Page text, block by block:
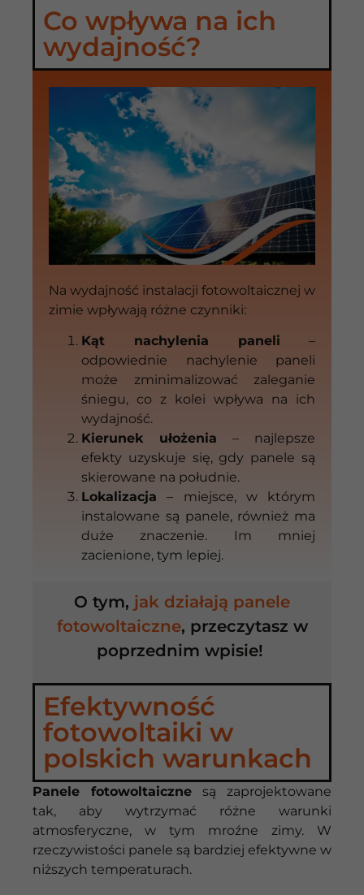
Co wpływa na ich
wydajność?
Na wydajność instalacji fotowoltaicznej w
zimie wpływają różne czynniki:
Kąt nachylenia paneli –
odpowiednie nachylenie paneli
może zminimalizować zaleganie
śniegu, co z kolei wpływa na ich
wydajność.
Kierunek ułożenia – najlepsze
efekty uzyskuje się, gdy panele są
skierowane na południe.
Lokalizacja – miejsce, w którym
instalowane są panele, również ma
duże znaczenie. Im mniej
zacienione, tym lepiej.
O tym, jak działają panele
fotowoltaiczne, przeczytasz w
poprzednim wpisie!
Efektywność
fotowoltaiki w
polskich warunkach
Panele fotowoltaiczne są zaprojektowane
tak, aby wytrzymać różne warunki
atmosferyczne, w tym mroźne zimy. W
rzeczywistości panele są bardziej efektywne w
niższych temperaturach.